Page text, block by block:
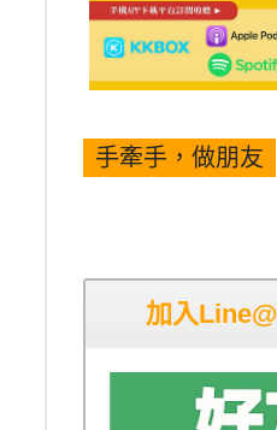
手牽手，做朋友
加入